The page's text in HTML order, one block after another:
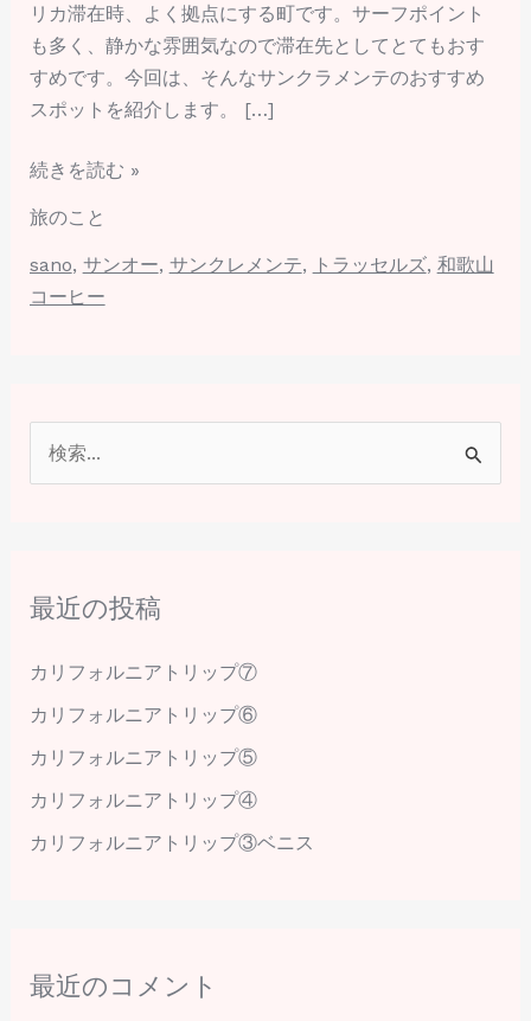
:最近の投稿
カリフォルニアトリップ⑦
カリフォルニアトリップ⑥
カリフォルニアトリップ⑤
カリフォルニアトリップ④
カリフォルニアトリップ③ベニス
最近のコメント
リカ滞在時、よく拠点にする町です。サーフポイント
も多く、静かな雰囲気なので滞在先としてとてもおす
すめです。今回は、そんなサンクラメンテのおすすめ
スポットを紹介します。 […]
続きを読む »
旅のこと
sano, サンオー, サンクレメンテ, トラッセルズ, 和歌山
コーヒー